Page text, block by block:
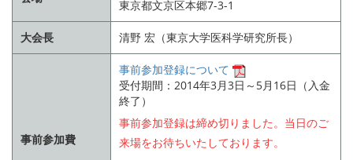
東京都文京区本郷7-3-1
大会長 清野 宏（東京大学医科学研究所長）
事前参加費
事前参加登録について
受付期間：2014年3月3日～5月16日（入金
終了）
事前参加登録は締め切りました。当日のご
来場をお待ちいたしております。